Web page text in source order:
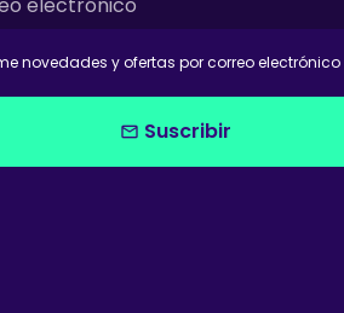
novedades y ofertas por correo electrónico
email Suscribir